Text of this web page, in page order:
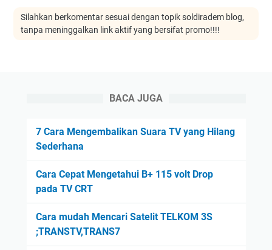
Silahkan berkomentar sesuai dengan topik soldiradem blog,
tanpa meninggalkan link aktif yang bersifat promo!!!!
BACA JUGA
7 Cara Mengembalikan Suara TV yang Hilang
Sederhana
Cara Cepat Mengetahui B+ 115 volt Drop
pada TV CRT
Cara mudah Mencari Satelit TELKOM 3S
;TRANSTV,TRANS7